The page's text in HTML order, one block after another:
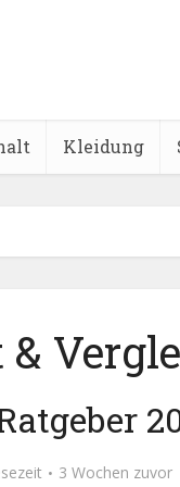
Kleidung
&
3 Wochen zuvor